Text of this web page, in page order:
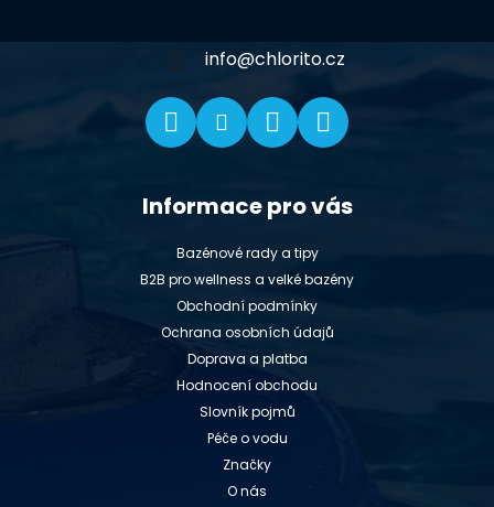
info@chlorito.cz
Informace pro vás
Bazénové rady a tipy
B2B pro wellness a velké bazény
Obchodní podmínky
Ochrana osobních údajů
Doprava a platba
Hodnocení obchodu
Slovník pojmů
Péče o vodu
Značky
O nás